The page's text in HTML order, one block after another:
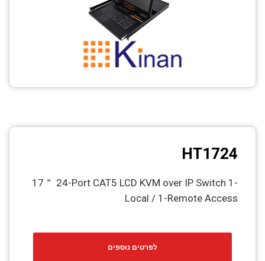
HT1724
17＂ 24-Port CAT5 LCD KVM over IP Switch 1-
Local / 1-Remote Access
לפרטים נוספים